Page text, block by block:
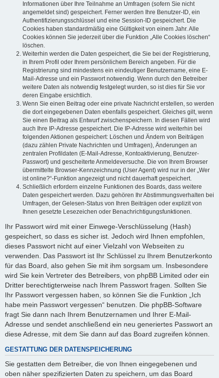
Informationen über Ihre Teilnahme an Umfragen (sofern Sie nicht
angemeldet sind) gespeichert. Ferner werden Ihre Benutzer-ID, ein
Authentifizierungsschlüssel und eine Session-ID gespeichert. Die
Cookies haben standardmäßig eine Gültigkeit von einem Jahr. Alle
Cookies können Sie jederzeit über die Funktion „Alle Cookies löschen“
löschen.
Weiterhin werden die Daten gespeichert, die Sie bei der Registrierung,
in Ihrem Profil oder Ihrem persönlichem Bereich angeben. Für die
Registrierung sind mindestens ein eindeutiger Benutzername, eine E-
Mail-Adresse und ein Passwort notwendig. Wenn durch den Betreiber
weitere Daten als notwendig festgelegt wurden, so ist dies für Sie vor
deren Eingabe ersichtlich.
Wenn Sie einen Beitrag oder eine private Nachricht erstellen, so werden
die dort eingegebenen Daten ebenfalls gespeichert. Gleiches gilt, wenn
Sie einen Beitrag als Entwurf zwischenspeichern. In diesen Fällen wird
auch Ihre IP-Adresse gespeichert. Die IP-Adresse wird weiterhin bei
folgenden Aktionen gespeichert: Löschen und Ändern von Beiträgen
(dazu zählen Private Nachrichten und Umfragen), Änderungen an
zentralen Profildaten (E-Mail-Adresse, Kontoaktivierung, Benutzer-
Passwort) und gescheiterte Anmeldeversuche. Die von Ihrem Browser
übermittelte Browser-Kennzeichnung (User Agent) wird nur in der „Wer
ist online?“-Funktion angezeigt und nicht dauerhaft gespeichert.
Schließlich erfordern einzelne Funktionen des Boards, dass weitere
Daten gespeichert werden. Dazu gehören Ihr Abstimmungsverhalten bei
Umfragen, der Gelesen-Status von Ihren Beiträgen oder explizit von
Ihnen gesetzte Lesezeichen oder Benachrichtigungsfunktionen.
Ihr Passwort wird mit einer Einwege-Verschlüsselung (Hash)
gespeichert, so dass es sicher ist. Jedoch wird Ihnen empfohlen,
dieses Passwort nicht auf einer Vielzahl von Webseiten zu
verwenden. Das Passwort ist Ihr Schlüssel zu Ihrem Benutzerkonto
für das Board, also gehen Sie mit ihm sorgsam um. Insbesondere
wird Sie kein Vertreter des Betreibers, von phpBB Limited oder ein
Dritter berechtigterweise nach Ihrem Passwort fragen. Sollten Sie
Ihr Passwort vergessen haben, so können Sie die Funktion „Ich
habe mein Passwort vergessen“ benutzen. Die phpBB-Software
fragt Sie dann nach Ihrem Benutzernamen und Ihrer E-Mail-
Adresse und sendet anschließend ein neu generiertes Passwort an
diese Adresse, mit dem Sie dann auf das Board zugreifen können.
GESTATTUNG DER DATENSPEICHERUNG
Sie gestatten dem Betreiber, die von Ihnen eingegebenen und
oben näher spezifizierten Daten zu speichern, um das Board